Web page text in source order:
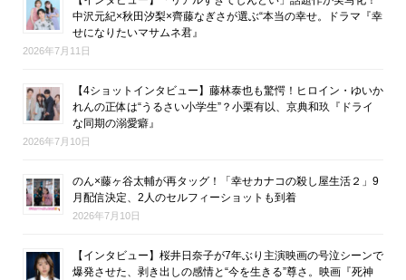
中沢元紀×秋田汐梨×齊藤なぎさが選ぶ“本当の幸せ。ドラマ『幸
せになりたいマサムネ君』
2026年7月11日
【4ショットインタビュー】藤林泰也も驚愕！ヒロイン・ゆいか
れんの正体は“うるさい小学生”？小栗有以、京典和玖『ドライ
な同期の溺愛癖』
2026年7月10日
のん×藤ヶ谷太輔が再タッグ！「幸せカナコの殺し屋生活２」9
月配信決定、2人のセルフィーショットも到着
2026年7月10日
【インタビュー】桜井日奈子が7年ぶり主演映画の号泣シーンで
爆発させた、剥き出しの感情と“今を生きる”尊さ。映画『死神